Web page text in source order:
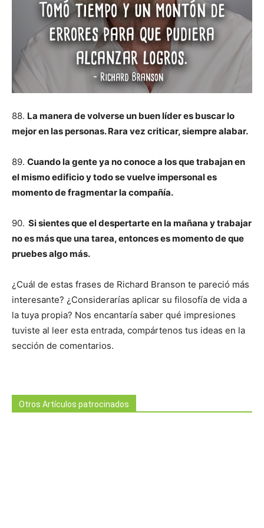
88. La manera de volverse un buen líder es buscar lo
mejor en las personas. Rara vez criticar, siempre alabar.
89. Cuando la gente ya no conoce a los que trabajan en
el mismo edificio y todo se vuelve impersonal es
momento de fragmentar la compañía.
90. Si sientes que el despertarte en la mañana y trabajar
no es más que una tarea, entonces es momento de que
pruebes algo más.
¿Cuál de estas frases de Richard Branson te pareció más
interesante? ¿Considerarías aplicar su filosofía de vida a
la tuya propia? Nos encantaría saber qué impresiones
tuviste al leer esta entrada, compártenos tus ideas en la
sección de comentarios.
Otros Artículos patrocinados